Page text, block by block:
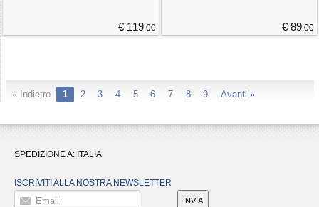
€ 119.00 € 89.00
« Indietro 1 2 3 4 5 6 7 8 9 Avanti »
SPEDIZIONE A: ITALIA
ISCRIVITI ALLA NOSTRA NEWSLETTER
Email INVIA